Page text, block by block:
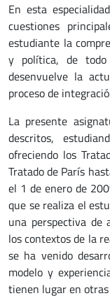
En esta
cuestiones
estudiante la
y política, de
desenvuelve la
proceso de
La presente
descritos,
ofreciendo los
Tratado de París
el 1 de enero de
que se realiza el
una perspectiva de
los contextos de la
se ha venido
modelo y
tienen lugar en